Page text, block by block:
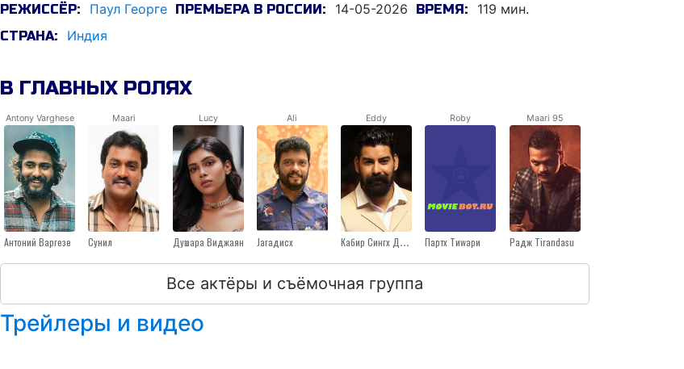
РЕЖИССЁР: Паул Георге ПРЕМЬЕРА В РОССИИ: 14-05-2026 ВРЕМЯ: 119 мин.
СТРАНА: Индия
В ГЛАВНЫХ РОЛЯХ
Antony Varghese
Антоний Варгезе
Maari
Сунил
Lucy
Душара Виджаян
Ali
Jагадисх
Eddy
Кабир Сингх Духан
Roby
Партх Тиwари
Maari 95
Радж Tirandasu
Все актёры и съёмочная группа
Трейлеры и видео